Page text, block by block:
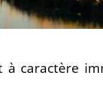
caractère